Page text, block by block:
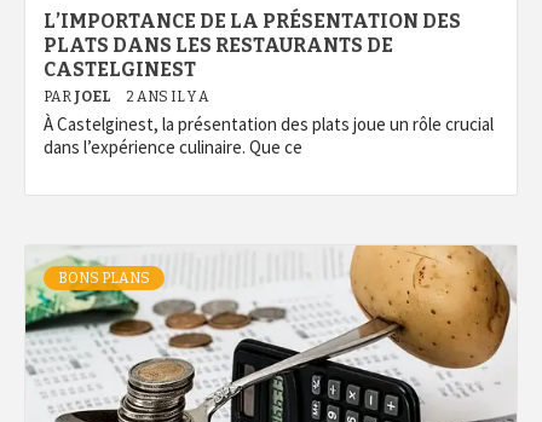
L’IMPORTANCE DE LA PRÉSENTATION DES
PLATS DANS LES RESTAURANTS DE
CASTELGINEST
PAR JOEL 2 ANS IL Y A
À Castelginest, la présentation des plats joue un rôle crucial
dans l’expérience culinaire. Que ce
BONS PLANS